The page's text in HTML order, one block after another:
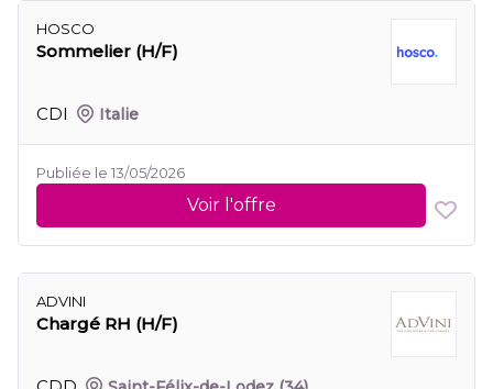
HOSCO
Sommelier (H/F)
CDI Italie
Publiée le 13/05/2026
Voir l'offre
ADVINI
Chargé RH (H/F)